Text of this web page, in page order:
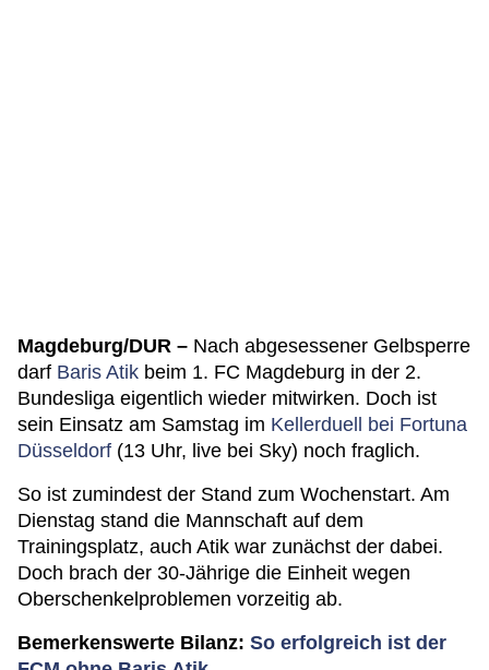
Magdeburg/DUR – Nach abgesessener Gelbsperre
darf Baris Atik beim 1. FC Magdeburg in der 2.
Bundesliga eigentlich wieder mitwirken. Doch ist
sein Einsatz am Samstag im Kellerduell bei Fortuna
Düsseldorf (13 Uhr, live bei Sky) noch fraglich.
So ist zumindest der Stand zum Wochenstart. Am
Dienstag stand die Mannschaft auf dem
Trainingsplatz, auch Atik war zunächst der dabei.
Doch brach der 30-Jährige die Einheit wegen
Oberschenkelproblemen vorzeitig ab.
Bemerkenswerte Bilanz: So erfolgreich ist der